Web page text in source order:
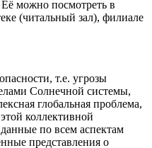
можно посмотреть в
(читальный зал), филиале
т.е. угрозы
Солнечной системы,
глобальная проблема,
коллективной
по всем аспектам
представления о